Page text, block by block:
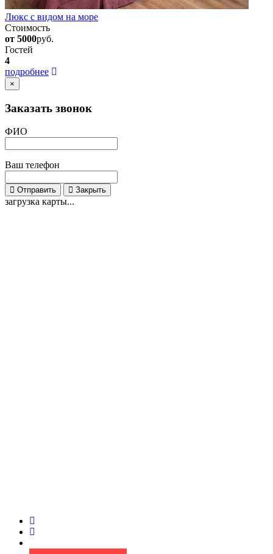
Люкс с видом на море
Стоимость
от 5000руб.
Гостей
4
подробнее
×
Заказать звонок
ФИО
Ваш телефон
Отправить Закрыть
загрузка карты...